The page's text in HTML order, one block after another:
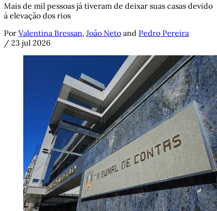
Mais de mil pessoas já tiveram de deixar suas casas devido
à elevação dos rios
Por Valentina Bressan, João Neto and Pedro Pereira
/ 23 jul 2026